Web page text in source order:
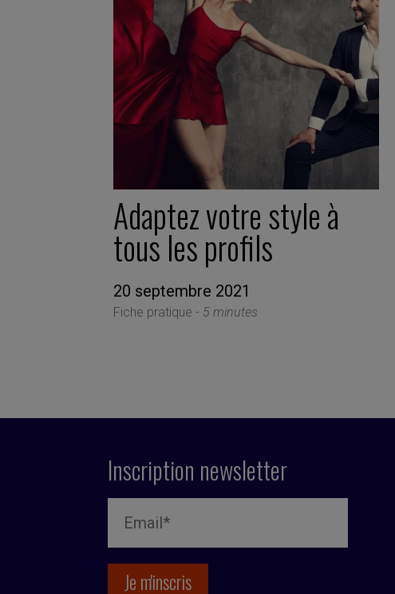
Adaptez votre style à
tous les profils
20 septembre 2021
Fiche pratique - 5 minutes
Inscription newsletter